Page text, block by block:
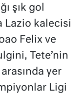
şık gol
Lazio kalecisi
Felix ve
Tete’nin
yer
Ligi